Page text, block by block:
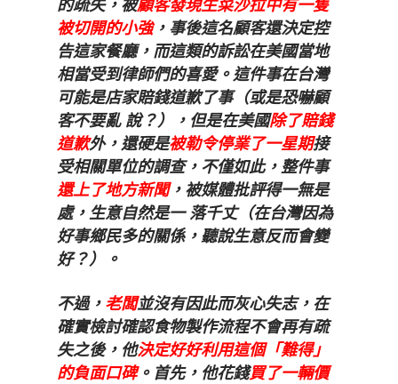
的疏失，被顧客發現生菜沙拉中有一隻
被切開的小強，事後這名顧客還決定控
告這家餐廳，而這類的訴訟在美國當地
相當受到律師們的喜愛。這件事在台灣
可能是店家賠錢道歉了事（或是恐嚇顧
客不要亂 說？），但是在美國除了賠錢
道歉外，還硬是被勒令停業了一星期接
受相關單位的調查，不僅如此，整件事
還上了地方新聞，被媒體批評得一無是
處，生意自然是一 落千丈（在台灣因為
好事鄉民多的關係，聽說生意反而會變
好？）。
不過， 老闆並沒有因此而灰心失志，在
確實檢討確認食物製作流程不會再有疏
失之後，他決定好好利用這個「難得」
的負面口碑。首先，他花錢買了一輛價